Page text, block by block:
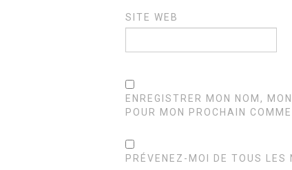
SITE WEB
ENREGISTRER MON NOM,
POUR MON PROCHAIN
PRÉVENEZ-MOI DE TOUS